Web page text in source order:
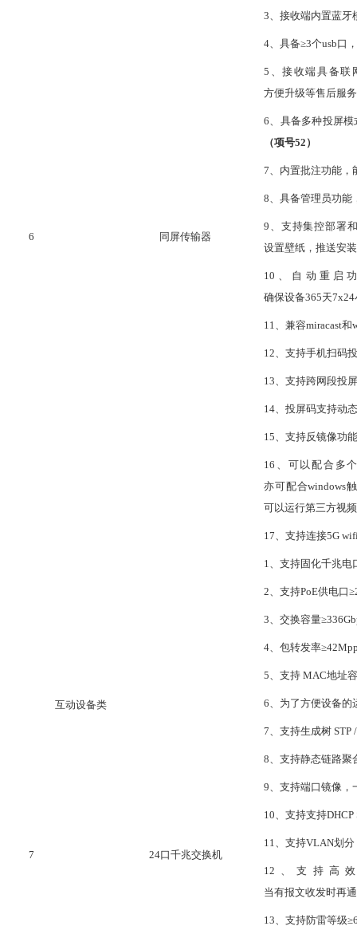
互动设备类
6 同屏传输器
3、接收端内置蓝牙
4、具备≥3个usb口
5、接收端具备联
方便升级等售后服
6、具备多种投屏
（项号52 ）
7、内置批注功能，
8、具备管理员功能
9、支持集控部署
设置壁纸，推送安
10、自动重启
确保设备365天
11、兼容miracast
12、支持手机扫码
13、支持跨网段投
14、 投屏码支持动
15、支持反镜像功
16 、可以配合多
亦可配合windows
可以运行第三方视
17、支持连接5G
7 24口千兆交换机
1、支持固化千兆电
2、支持PoE供电口
3、交换容量
4、 包转发率
5、支持 MAC地址
6、为了方便设备的
7、支持生成树 STP
8、支持静态链路聚
9、支持端口镜像，
10、支持支持
11、支持VLAN划分
12 、支持高
当有报文收发时再
13、支持防雷等级